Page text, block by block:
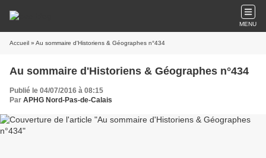
MENU
Accueil » Au sommaire d'Historiens & Géographes n°434
Au sommaire d'Historiens & Géographes n°434
Publié le 04/07/2016 à 08:15
Par APHG Nord-Pas-de-Calais